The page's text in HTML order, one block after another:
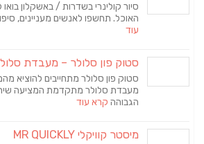
סיור קולינרי בשדרות / באשקלון
האוכל. תחשפו לאנשים מעניינים,
עוד
סטוק פון סלולר – מעבדת
סטוק פון סלולר מתחייבים להוציא
מעבדת סלולר מתקדמת המציעה
הגבוהה קרא עוד
מיסטר קוויקלי MR QUICKLY